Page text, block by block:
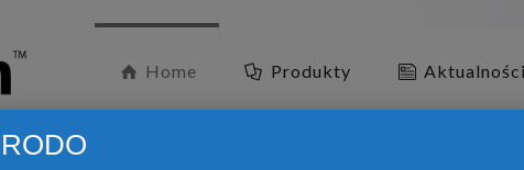
Home Produkty Aktualności
RODO